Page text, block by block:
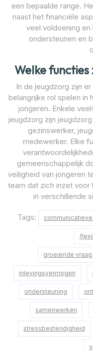
een bepaalde range.
naast het financiële
veel voldoening
ondersteunen en
Welke functies
In de jeugdzorg zijn
belangrijke rol spelen in
jongeren. Enkele
jeugdzorg zijn
gezinswerker,
medewerker. Elke
gemeenschappelijk
veiligheid van jongeren
team dat zich inzet voor
in verschillende
Tags:
groeiende
inlevingsvermogen
ondersteuning
samenwerken
stressbestendigheid